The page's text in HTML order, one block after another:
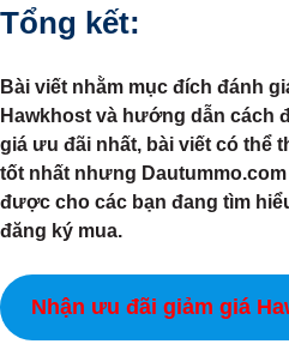
Tổng kết:
Bài viết nhằm mục đích đánh
Hawkhost và hướng dẫn cách
giá ưu đãi nhất, bài viết có thể
tốt nhất nhưng
được cho các bạn đang tìm
đăng ký mua.
Nhận ưu đãi giảm giá